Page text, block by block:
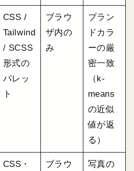
CSS /
Tailwind
/ SCSS
形式の
パレッ
ト
ブラウ
ザ内の
み
ブラン
ドカラ
ーの厳
密一致
（k-
means
の近似
値が返
る）
CSS・
ブラウ
写真の